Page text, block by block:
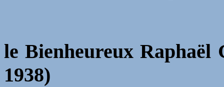
le Bienheureux Raphaël
1938)